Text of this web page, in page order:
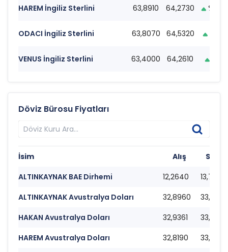
HAREM İngiliz Sterlini 63,8910 64,2730 %
ODACI İngiliz Sterlini 63,8070 64,5320
VENUS İngiliz Sterlini 63,4000 64,2610
Döviz Bürosu Fiyatları
İsim Alış
Satış
ALTINKAYNAK BAE Dirhemi
12,2640
13,7000
ALTINKAYNAK Avustralya Doları
32,8960
33,5780
HAKAN Avustralya Doları
32,9361
33,1236
HAREM Avustralya Doları
32,8190
33,4350